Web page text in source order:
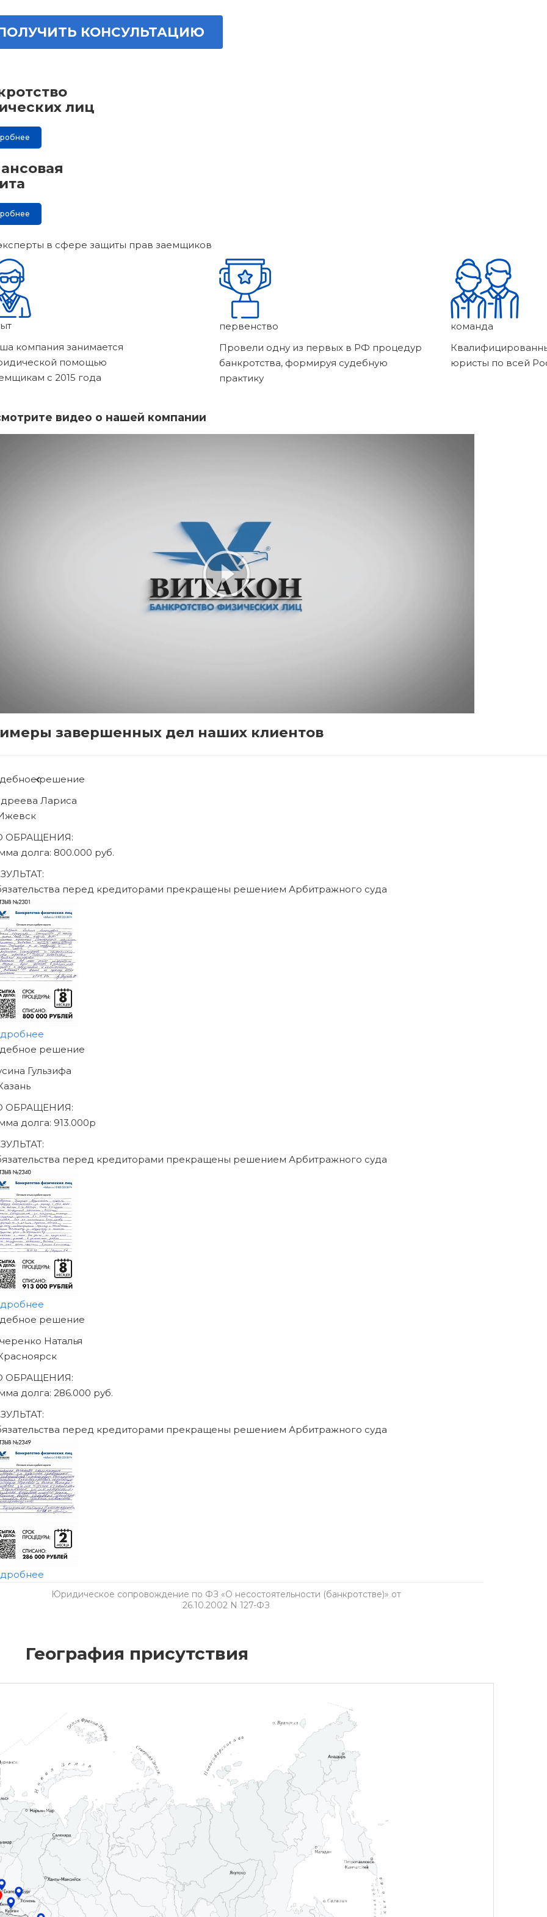
КОНСУЛЬТАЦИЮ
лиц
в сфере защиты прав заемщиков
компания занимается
помощью
с 2015 года
первенство
Провели одну из первых в РФ процедур
банкротства, формируя судебную
практику
команда
юристы по всей
видео о нашей компании
завершенных дел наших клиентов
решение
Людмила
Ижевск
ОБРАЩЕНИЯ:
долга: 470.000 руб.
перед кредиторами прекращены решением Арбитражного суда
ИЗБАВЛЯТЬСЯ
ДОЛГОВ
СЕГОДНЯ!
на консультацию
Юридическое сопровождение по ФЗ «О несостоятельности (банкротстве)» от
26.10.2002 N 127-ФЗ
География присутствия